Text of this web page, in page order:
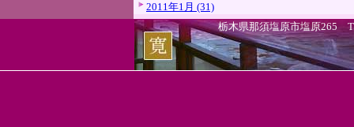
2011年1月 (31)
栃木県那須塩原市塩原265